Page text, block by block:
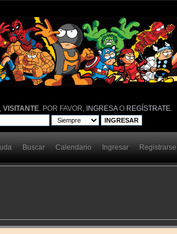
VISITANTE . POR FAVOR, INGRESAO REGÍSTRATE
Buscar Calendario Ingresar Registrarse